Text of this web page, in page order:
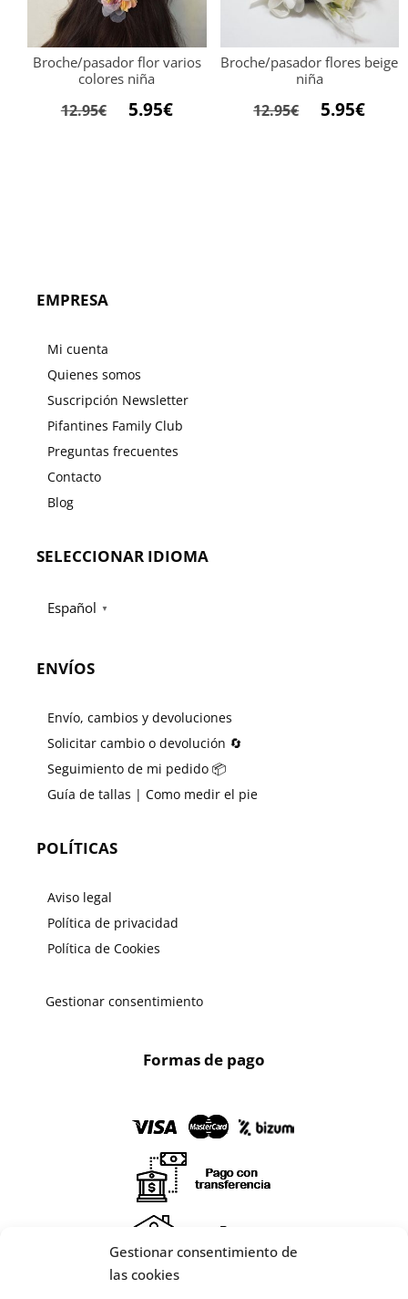
Gestionar consentimiento de
las cookies
Broche/pasador flor varios
colores niña
12.95€
El5.95€El
Broche/pasador flores beige
niña
12.95€
El5.95€El
EMPRESA
Mi cuenta
Quienes somos
Suscripción Newsletter
Pifantines Family Club
Preguntas frecuentes
Contacto
Blog
SELECCIONAR IDIOMA
Español ▼
ENVÍOS
Envío, cambios y devoluciones
Solicitar cambio o devolución 🔄
Seguimiento de mi pedido 📦
Guía de tallas | Como medir el pie
POLÍTICAS
Aviso legal
Política de privacidad
Política de Cookies
Gestionar consentimiento
Formas de pago